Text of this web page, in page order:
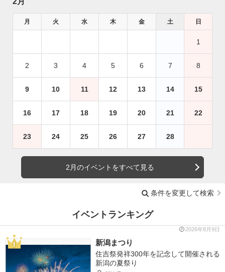
月 火 水 木 金 土 日
1
2 3 4 5 6 7 8
9 10 11 12 13 14 15
16 17 18 19 20 21 22
23 24 25 26 27 28
2月のイベントをすべて見る
条件を変更して検索
イベントランキング
2026年8月9日
新潟まつり
住吉祭発祥300年を記念して開催される
新潟の夏祭り